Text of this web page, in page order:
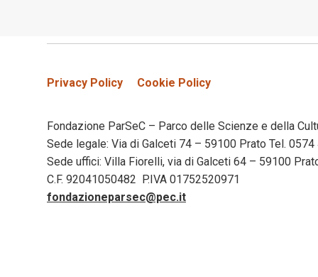
Privacy Policy Cookie Policy
Fondazione ParSeC – Parco delle Scienze e della
Sede legale: Via di Galceti 74 – 59100 Prato Tel.
Sede uffici: Villa Fiorelli, via di Galceti 64 – 59100
C.F. 92041050482 P.IVA 01752520971
fondazioneparsec@pec.it